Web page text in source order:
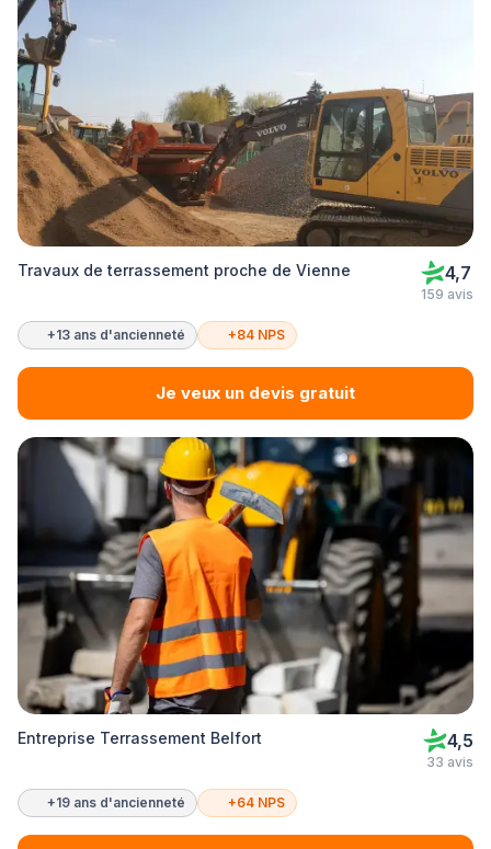
Travaux de terrassement proche de Vienne 4,7
159 avis
+13 ans d'ancienneté +84 NPS
Je veux un devis gratuit
Entreprise Terrassement Belfort 4,5
33 avis
+19 ans d'ancienneté +64 NPS